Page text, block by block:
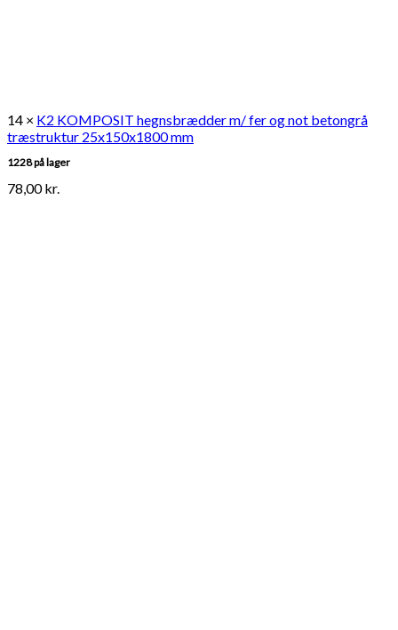
14 × K2 KOMPOSIT hegnsbrædder m/ fer og not betongrå
træstruktur 25x150x1800 mm
1228 på lager
78,00kr.